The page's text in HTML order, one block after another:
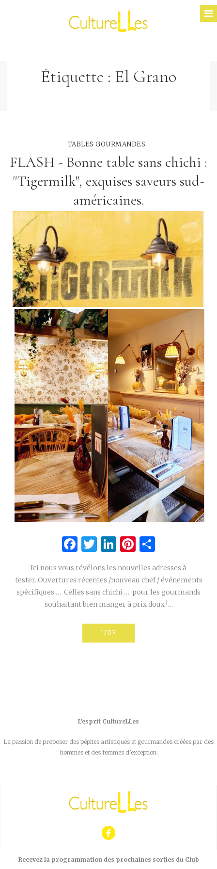
Étiquette : El Grano
TABLES GOURMANDES
FLASH - Bonne table sans chichi :
"Tigermilk", exquises saveurs sud-
américaines.
Facebook
Twitter
LinkedIn
Pinterest
Ici nous vous révélons les nouvelles adresses à
tester. Ouvertures récentes /nouveau chef / événements
spécifiques … Celles sans chichi … pour les gourmands
souhaitant bien manger à prix doux !…
LIRE
L’esprit CultureLLes
La passion de proposer des pépites artistiques et gourmandes créées par des
hommes et des femmes d’exception.
Recevez la programmation des prochaines sorties du Club